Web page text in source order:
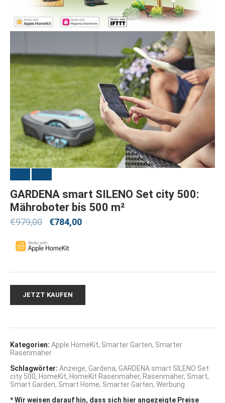
GARDENA smart SILENO Set city 500:
Mähroboter bis 500 m²
€979,00 €784,00
JETZT KAUFEN
Kategorien: Apple HomeKit, Smarter Garten, Smarter
Rasenmäher
Schlagwörter: Anzeige, Gardena, GARDENA smart SILENO Set
city 500, HomeKit, HomeKit Rasenmäher, Rasenmäher, Smart,
Smart Garden, Smart Home, Smarter Garten, Werbung
* Wir weisen darauf hin, dass sich hier angezeigte Preise